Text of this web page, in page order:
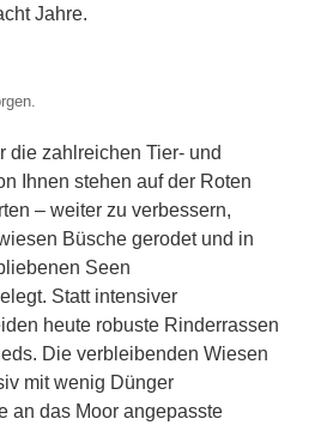
Jahre.
die zahlreichen Tier- und
Ihnen stehen auf der Roten
– weiter zu verbessern,
Büsche gerodet und in
Seen
Statt intensiver
heute robuste Rinderrassen
Die verbleibenden Wiesen
mit wenig Dünger
an das Moor angepasste